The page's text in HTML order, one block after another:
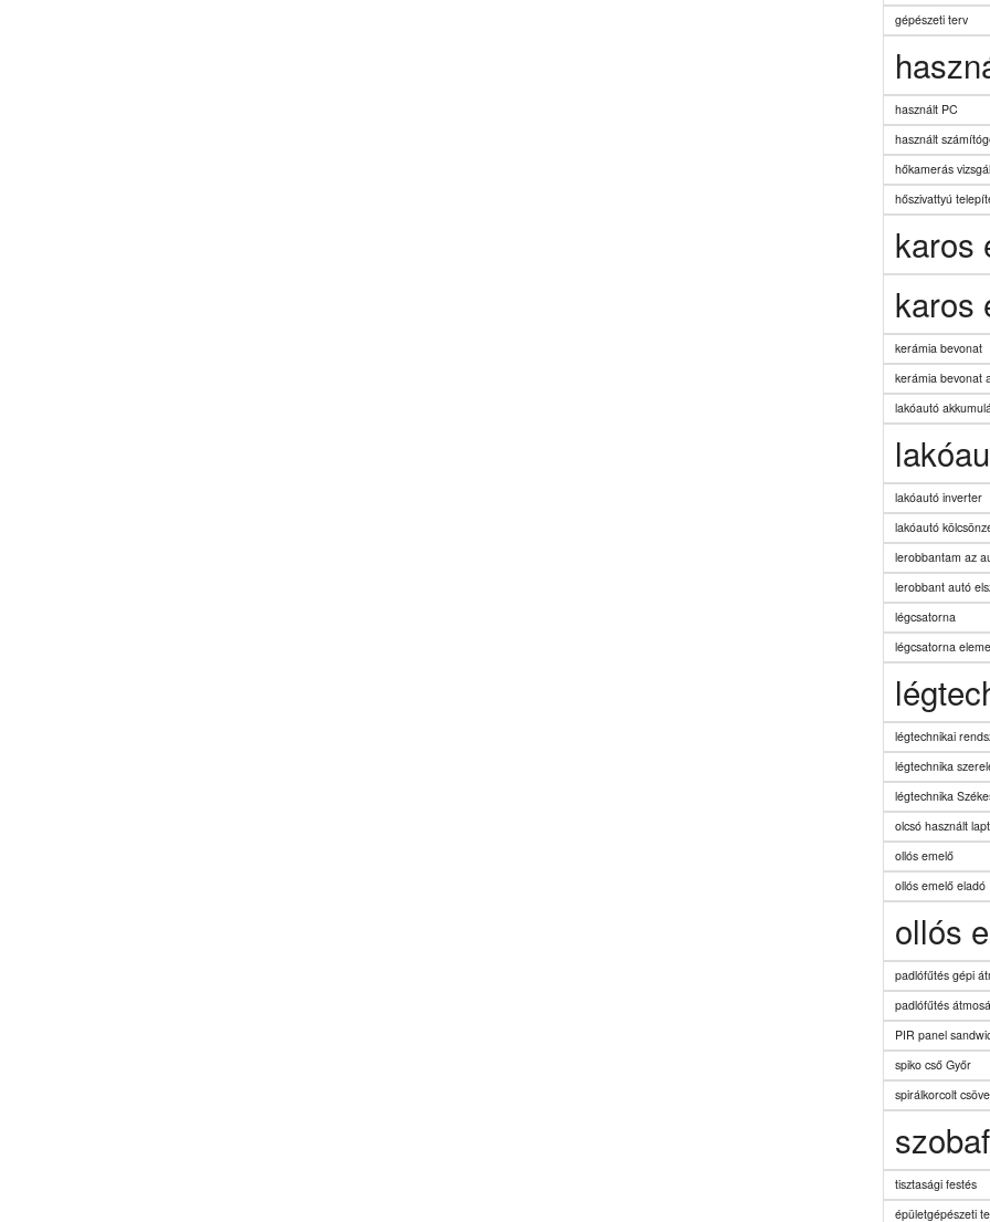
gépészeti terv
használt PC
használt
hőkamerás
hőszivattyú
karos
karos
kerámia bevonat
kerámia bevonat
lakóautó
lakóautó inverter
lakóautó
lerobbantam az
lerobbant autó
légcsatorna
légcsatorna
légtechnikai
légtechnika
légtechnika
olcsó használt
ollós emelő
ollós emelő eladó
ollós
padlófűtés gépi
padlófűtés
PIR panel
spiko cső Győr
spirálkorcolt
tisztasági festés
épületgépészeti